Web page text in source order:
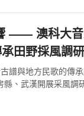
—— 澳科大
田野採風調
譜與地方民歌的傳
、武漢開展采風調